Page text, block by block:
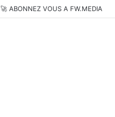
🚀 ABONNEZ VOUS A FW.MEDIA